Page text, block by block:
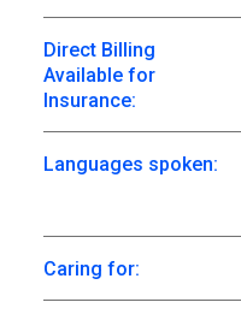
Direct Billing
Available for
Insurance:
Languages spoken:
Caring for: